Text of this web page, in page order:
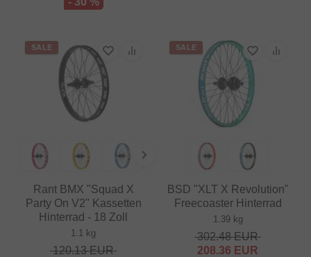
SALE
Rant BMX "Squad X
Party On V2" Kassetten
Hinterrad - 18 Zoll
1.1 kg
120.13EUR
SALE
BSD "XLT X Revolution"
Freecoaster Hinterrad
1.39 kg
302.48EUR
208.36 EUR